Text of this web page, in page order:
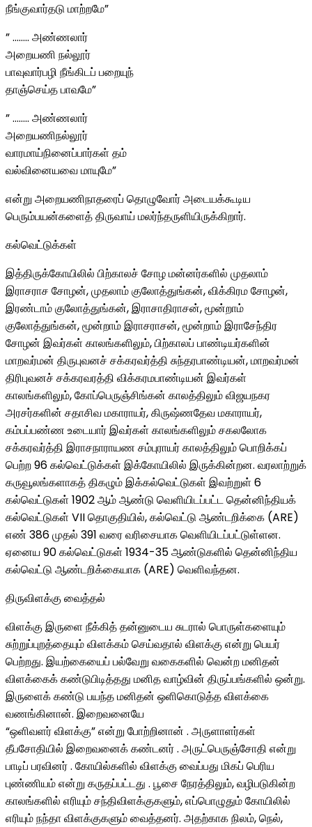
நீங்குவார்தடு மாற்றமே”
” …….. அண்ணலார்
அறையணி நல்லூர்
பாவுவார்பழி நீங்கிடப் பறையுந்
தாஞ்செய்த பாவமே”
” …….. அண்ணலார்
அறையணிநல்லூர்
வாரமாய்நினைப்பார்கள் தம்
வல்வினையவை மாயுமே”
என்று அறையணிநாதரைப் தொழுவோர் அடையக்கூடிய
பெரும்பயன்களைத் திருவாய் மலர்ந்தருளியிருக்கிறார்.
கல்வெட்டுக்கள்
இத்திருக்கோயிலில் பிற்காலச் சோழ மன்னர்களில் முதலாம்
இராசராச சோழன், முதலாம் குலோத்துங்கன், விக்கிரம சோழன்,
இரண்டாம் குலோத்துங்கன், இராசாதிராசன், மூன்றாம்
குலோத்துங்கன், மூன்றாம் இராசராசன், மூன்றாம் இராசேந்திர
சோழன் இவர்கள் காலங்களிலும், பிற்காலப் பாண்டியர்களின்
மாறவர்மன் திருபுவனச் சக்கரவர்த்தி சுந்தரபாண்டியன், மாறவர்மன்
திரிபுவனச் சக்கரவரத்தி விக்கரமபாண்டியன் இவர்கள்
காலங்களிலும், கோப்பெருஞ்சிங்கன் காலத்திலும் விஜயநகர
அரசர்களின் சதாசிவ மகாராயர், கிருஷ்ணதேவ மகாராயர்,
கம்பப்பண்ண உடையார் இவர்கள் காலங்களிலும் சகலலோக
சக்கரவர்த்தி இராசநாராயண சம்புராயர் காலத்திலும் பொறிக்கப்
பெற்ற 96 கல்வெட்டுக்கள் இக்கோயிலில் இருக்கின்றன. வரலாற்றுக்
கருவூலங்களாகத் திகழும் இக்கல்வெட்டுகள் இவற்றுள் 6
கல்வெட்டுகள் 1902 ஆம் ஆண்டு வெளியிடப்பட்ட தென்னிந்தியக்
கல்வெட்டுகள் VII தொகுதியில், கல்வெட்டு ஆண்டறிக்கை (ARE)
எண் 386 முதல் 391 வரை வரிசையாக வெளியிடப்பட்டுள்ளன.
ஏனைய 90 கல்வெட்டுகள் 1934-35 ஆண்டுகளில் தென்னிந்திய
கல்வெட்டு ஆண்டறிக்கையாக (ARE) வெளிவந்தன.
திருவிளக்கு வைத்தல்
விளக்கு இருளை நீக்கித் தன்னுடைய சுடரால் பொருள்களையும்
சுற்றுப்புறத்தையும் விளக்கம் செய்வதால் விளக்கு என்று பெயர்
பெற்றது. இயற்கையைப் பல்வேறு வகைகளில் வென்ற மனிதன்
விளக்கைக் கண்டுபிடித்தது மனித வாழ்வின் திருப்பங்களில் ஒன்று.
இருளைக் கண்டு பயந்த மனிதன் ஒளிகொடுத்த விளக்கை
வணங்கினான். இறைவனையே
“ஒளிவளர் விளக்கு” என்று போற்றினான் . அருளாளர்கள்
தீபசோதியில் இறைவனைக் கண்டனர் . அருட்பெருஞ்சோதி என்று
பாடிப் பரவினர் . கோயில்களில் விளக்கு வைப்பது மிகப் பெரிய
புண்ணியம் என்று கருதப்பட்டது . பூசை நேரத்திலும், வழிபடுகின்ற
காலங்களில் எரியும் சந்திவிளக்குகளும், எப்பொழுதும் கோயிலில்
எரியும் நந்தா விளக்குகளும் வைத்தனர். அதற்காக நிலம், நெல்,